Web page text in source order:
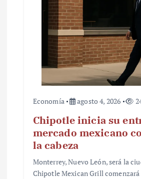
Economía agosto 4, 2026
Chipotle inicia su
mercado mexicano
la cabeza
Monterrey, Nuevo León, será la
Chipotle Mexican Grill